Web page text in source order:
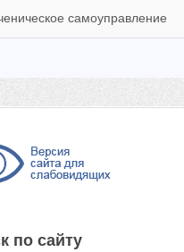
самоуправление
по сайту